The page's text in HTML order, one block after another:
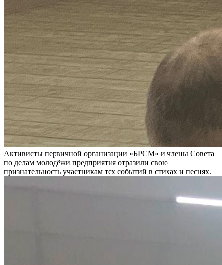
Активисты первичной организации «БРСМ» и члены Совета
по делам молодёжи предприятия отразили свою
признательность участникам тех событий в стихах и песнях.